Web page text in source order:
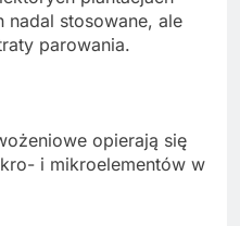
stosowane, ale
parowania.
opierają się
i mikroelementów w